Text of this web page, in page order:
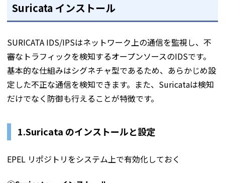
Suricata インストール
SURICATA IDS/IPSはネットワーク上の通信を監視し、不
審なトラフィックを検知するオープンソースのIDSです。
基本的な仕組みはシグネチャ型であるため、あらかじめ設
定した不正な通信を検知できます。また、Suricataは検知
だけでなく防御も行えることが特徴です。
1.Suricata のインストールと設定
EPEL リポジトリをシステム上で有効化しておく